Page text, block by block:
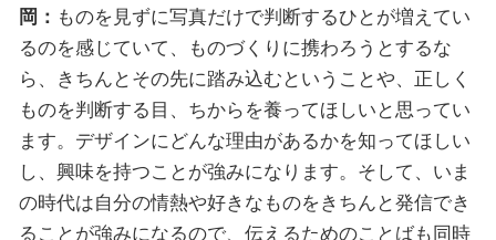
岡： ものを見ずに写真だけで判断するひとが増えてい
るのを感じていて、ものづくりに携わろうとするな
ら、きちんとその先に踏み込むということや、正しく
ものを判断する目、ちからを養ってほしいと思ってい
ます。デザインにどんな理由があるかを知ってほしい
し、興味を持つことが強みになります。そして、いま
の時代は自分の情熱や好きなものをきちんと発信でき
ることが強みになるので、伝えるためのことばも同時